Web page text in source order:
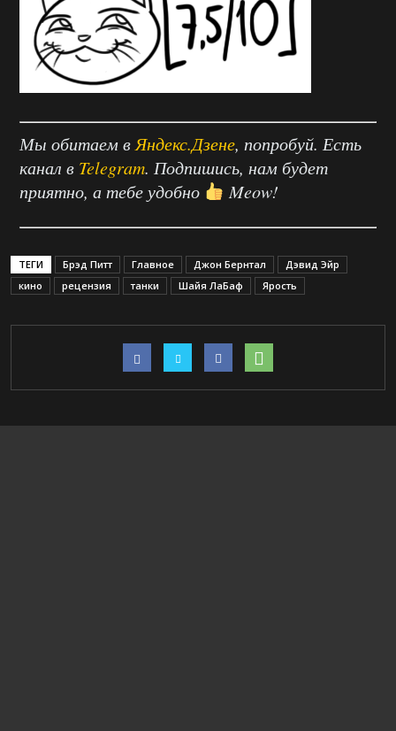
Мы обитаем вЯндекс.Дзене, попробуй. Есть
канал в Telegram. Подпишись, нам будет
приятно, а тебе удобно
Meow!
ТЕГИ Брэд Питт Главное Джон Бернтал
Дэвид Эйр
кино
рецензия танки Шайя ЛаБаф Ярость